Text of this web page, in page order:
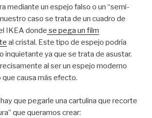
mediante un espejo falso o un “semi-
caso se trata de un cuadro de
IKEA donde se pega un film
al cristal. Este tipo de espejo podría
inquietante ya que se trata de asustar.
al ser un espejo moderno
causa más efecto.
que pegarle una cartulina que recorte
que queramos crear: